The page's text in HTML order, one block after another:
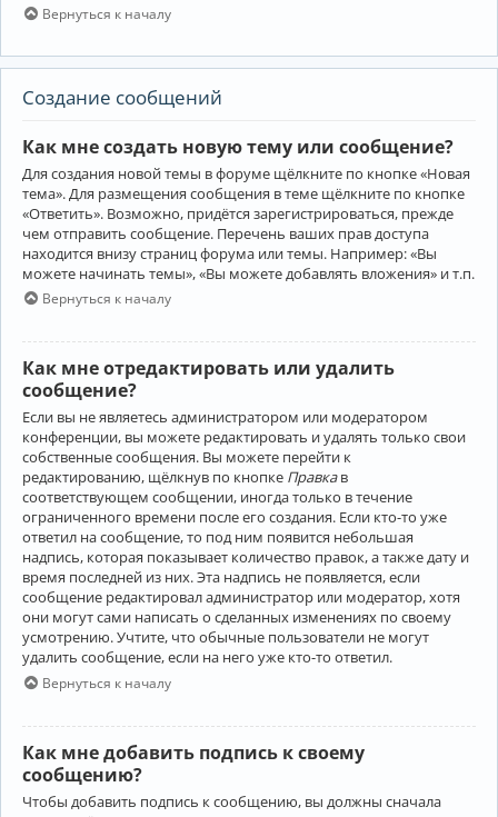
Вернуться к началу
Создание сообщений
Как мне создать новую тему или сообщение?
Для создания новой темы в форуме щёлкните по кнопке «Новая
тема». Для размещения сообщения в теме щёлкните по кнопке
«Ответить». Возможно, придётся зарегистрироваться, прежде
чем отправить сообщение. Перечень ваших прав доступа
находится внизу страниц форума или темы. Например: «Вы
можете начинать темы», «Вы можете добавлять вложения» и т.п.
Вернуться к началу
Как мне отредактировать или удалить
сообщение?
Если вы не являетесь администратором или модератором
конференции, вы можете редактировать и удалять только свои
собственные сообщения. Вы можете перейти к
редактированию, щёлкнув по кнопке Правкав
соответствующем сообщении, иногда только в течение
ограниченного времени после его создания. Если кто-то уже
ответил на сообщение, то под ним появится небольшая
надпись, которая показывает количество правок, а также дату и
время последней из них. Эта надпись не появляется, если
сообщение редактировал администратор или модератор, хотя
они могут сами написать о сделанных изменениях по своему
усмотрению. Учтите, что обычные пользователи не могут
удалить сообщение, если на него уже кто-то ответил.
Вернуться к началу
Как мне добавить подпись к своему
сообщению?
Чтобы добавить подпись к сообщению, вы должны сначала